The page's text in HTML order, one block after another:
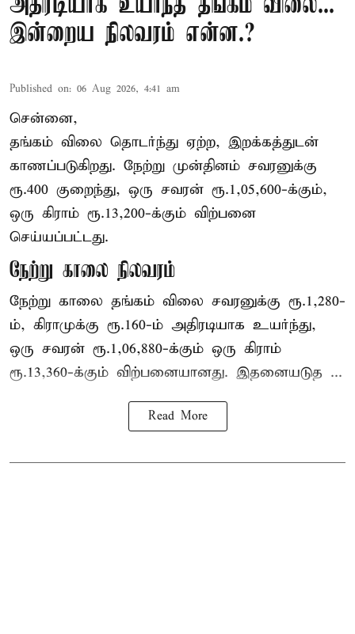
அதிரடியாக உயர்ந்த தங்கம் விலை...
இன்றைய நிலவரம் என்ன.?
Published on: 06 Aug 2026, 4:41 am
சென்னை,
தங்கம் விலை தொடர்ந்து ஏற்ற, இறக்கத்துடன்
காணப்படுகிறது. நேற்று முன்தினம் சவரனுக்கு
ரூ.400 குறைந்து, ஒரு சவரன் ரூ.1,05,600-க்கும்,
ஒரு கிராம் ரூ.13,200-க்கும் விற்பனை
செய்யப்பட்டது.
நேற்று காலை நிலவரம்
நேற்று காலை தங்கம் விலை சவரனுக்கு ரூ.1,280-
ம், கிராமுக்கு ரூ.160-ம் அதிரடியாக உயர்ந்து,
ஒரு சவரன் ரூ.1,06,880-க்கும் ஒரு கிராம்
ரூ.13,360-க்கும் விற்பனையானது. இதனையடுத ...
Read More